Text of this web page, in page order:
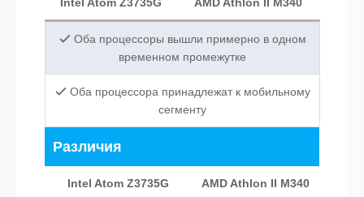
Оба процессоры вышли примерно в одном
временном промежутке
Оба процессора принадлежат к мобильному
сегменту
Различия
Intel Atom Z3735G AMD Athlon II M340